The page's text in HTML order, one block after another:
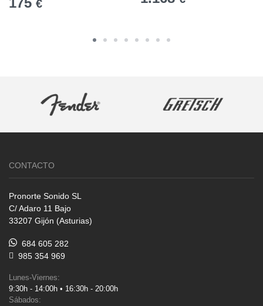
€
CONTACTO
Pronorte Sonido SL
C/ Adaro 11 Bajo
33207 Gijón (Asturias)
684 605 282
985 354 969
Lunes-Viernes:
9:30h - 14:00h • 16:30h - 20:00h
Sábados: